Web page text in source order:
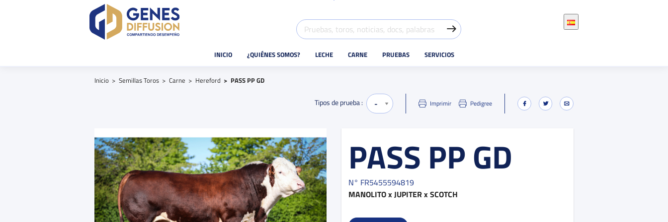
INICIO ¿QUIÉNES SOMOS? LECHE CARNE PRUEBAS SERVICIOS
Inicio Semillas Toros Carne Hereford PASS PP GD
Tipos de prueba : Imprimir Pedigree
PASS PP GD
N° FR5455594819
MANOLITOx JUPITERx SCOTCH